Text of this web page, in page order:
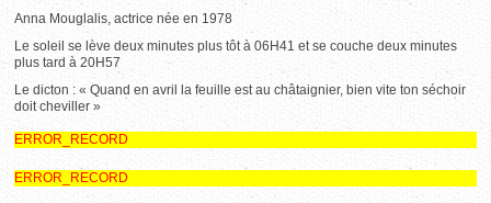
Anna Mouglalis, actrice née en 1978
Le soleil se lève deux minutes plus tôt à 06H41 et se couche deux minutes
plus tard à 20H57
Le dicton : « Quand en avril la feuille est au châtaignier, bien vite ton séchoir
doit cheviller »
ERROR_RECORD
ERROR_RECORD